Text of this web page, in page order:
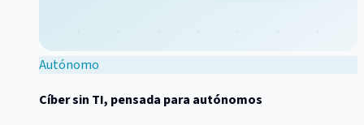
Autónomo
Cíber sin TI, pensada para autónomos